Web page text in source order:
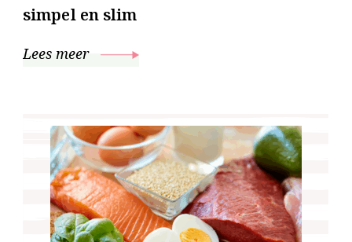
simpel en slim
Lees meer